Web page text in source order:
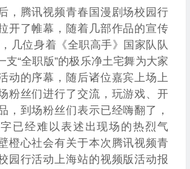
，腾讯视频青春国漫剧场校园行
开了帷幕，随着几部作品的宣传
几位身着《全职高手》国家队队
支“全职版”的极乐净土宅舞为大家
动的序幕，随后诸位嘉宾上场上
粉丝们进行了交流，玩游戏、开
，到场粉丝们表示已经嗨翻了，
已经难以表述出现场的热烈气
橙心社会有关于本次腾讯视频青
园行活动上海站的视频版活动报